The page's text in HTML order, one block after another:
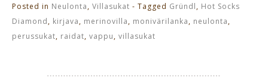
Posted in Neulonta, Villasukat - Tagged Gründl, Hot Socks
Diamond, kirjava, merinovilla, monivärilanka, neulonta,
perussukat, raidat, vappu, villasukat